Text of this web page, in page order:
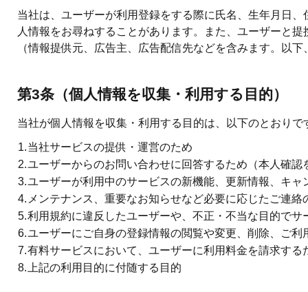
当社は、ユーザーが利用登録をする際に氏名、生年月日
人情報をお尋ねすることがあります。また、ユーザーと
（情報提供元、広告主、広告配信先などを含みます。以
第3条（個人情報を収集・利用する目的）
当社が個人情報を収集・利用する目的は、以下のとおりで
1.当社サービスの提供・運営のため
2.ユーザーからのお問い合わせに回答するため（本人確認
3.ユーザーが利用中のサービスの新機能、更新情報、キ
4. メンテナンス、重要なお知らせなど必要に応じたご連絡
5.利用規約に違反したユーザーや、不正・不当な目的で
6.ユーザーにご自身の登録情報の閲覧や変更、削除、ご
7.有料サービスにおいて、ユーザーに利用料金を請求する
8. 上記の利用目的に付随する目的